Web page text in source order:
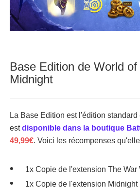
Base Edition de World
Midnight
La Base Edition est l'édition
estdisponible dans la boutique
49,99€. Voici les récompenses
1x Copie de l'extension The War
1x Copie de l'extension Midnight